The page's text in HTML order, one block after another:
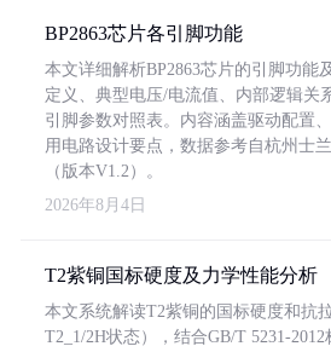
BP2863芯片各引脚功能
本文详细解析BP2863芯片的引脚功能
定义、典型电压/电流值、内部逻辑关
引脚参数对照表。内容涵盖驱动配置
用电路设计要点，数据参考自杭州士
（版本V1.2）。
2026年8月4日
T2紫铜国标硬度及力学性能分析
本文系统解读T2紫铜的国标硬度和抗
T2_1/2H状态），结合GB/T 5231-